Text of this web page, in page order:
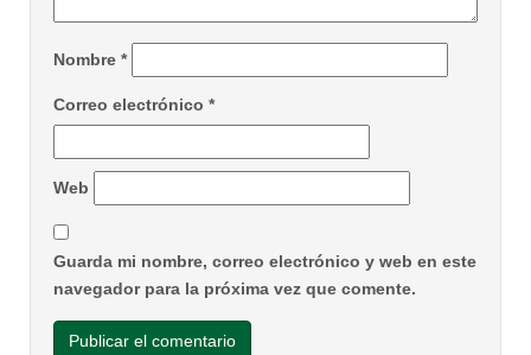
Nombre *
Correo electrónico *
Web
Guarda mi nombre, correo electrónico y web en este
navegador para la próxima vez que comente.